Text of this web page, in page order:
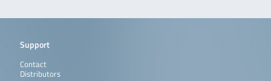
Rapid Kit
Support
Contact
Distributors